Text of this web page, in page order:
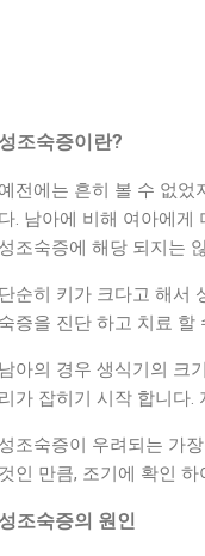
성조숙증이란?
예전에는 흔히 볼 수 없었
다. 남아에 비해 여아에게
성조숙증에 해당 되지는
단순히 키가 크다고 해서
숙증을 진단 하고 치료 할
남아의 경우 생식기의 크
리가 잡히기 시작 합니다.
성조숙증이 우려되는 가
것인 만큼, 조기에 확인
성조숙증의 원인